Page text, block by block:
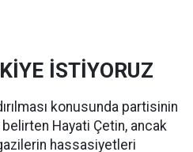
İSTİYORUZ
konusunda partisinin
Hayati Çetin, ancak
hassasiyetleri